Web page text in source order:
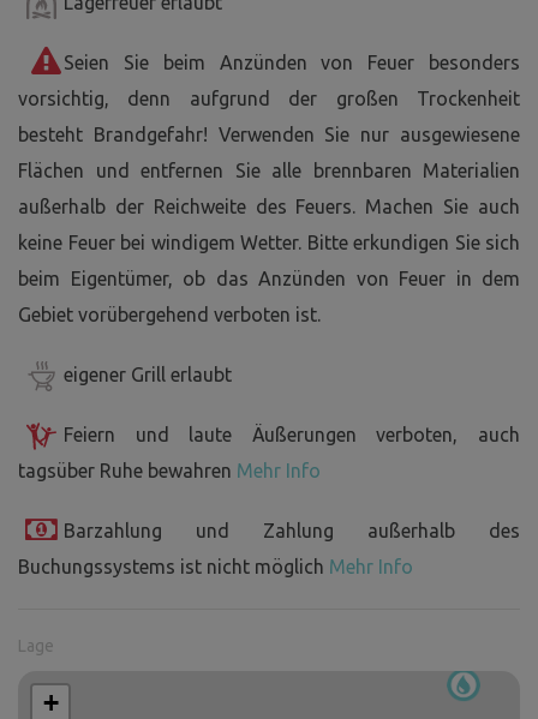
Seien Sie beim Anzünden von Feuer besonders
vorsichtig, denn aufgrund der großen Trockenheit
besteht Brandgefahr! Verwenden Sie nur ausgewiesene
Flächen und entfernen Sie alle brennbaren Materialien
außerhalb der Reichweite des Feuers. Machen Sie auch
keine Feuer bei windigem Wetter. Bitte erkundigen Sie sich
beim Eigentümer, ob das Anzünden von Feuer in dem
Gebiet vorübergehend verboten ist.
eigener Grill erlaubt
Feiern und laute Äußerungen verboten, auch
tagsüber Ruhe bewahren Mehr Info
Barzahlung und Zahlung außerhalb des
Buchungssystems ist nicht möglich Mehr Info
Lage
+